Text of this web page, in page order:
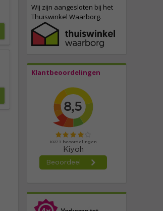
Wij zijn aangesloten bij het
Thuiswinkel Waarborg.
Klantbeoordelingen